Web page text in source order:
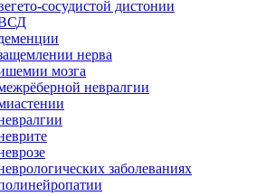
сосудистой дистонии
нерва
мозга
невралгии
заболеваниях